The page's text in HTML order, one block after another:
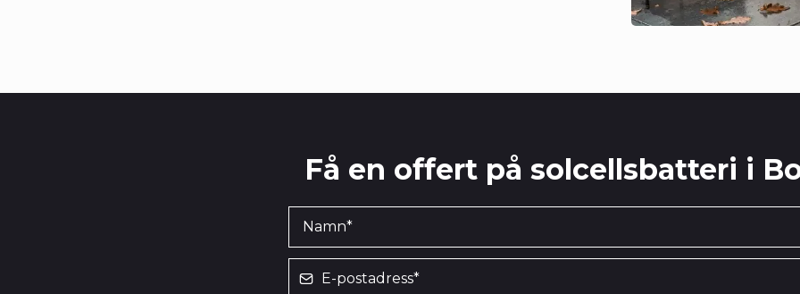
Få en offert på solcellsbatteri i